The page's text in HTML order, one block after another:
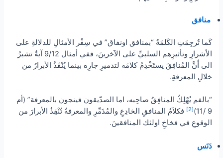
منافق
كَما تُرجِمَتِ الكَلمَةُ “بمنافق اونفاق” في سِفْر الأمثالِ للدلالةِ على
الأشرارِ وتأثيرِهم السلبيِّ على الآخرينَ، ففي أمثال 9/12 آيةٌ تشيرُ
الى أَنَّ المُنافِقَ يستَخْدِمُ كلامَه لتدميرِ جارِه بينما يُنْقَذُ الأبرارُ من
خلالِ المعرفةِ.
“بالفم يُهْلِكُ المنافِقُ صاحِبه، اما الصدّيقون فينجون بالمعرفة” (أم
9 /11)
[2]
فكلاَمُ المنافقِ الخادِعِ والمُدَمِّرِ والمعرفةُ تُنْقِذُ الأبرارَ من
الوقوعِ في فخاخِ اولئك المنافقينَ.
دَنَس